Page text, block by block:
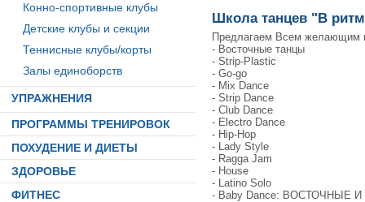
Конно-спортивные клубы
Детские клубы и секции
Теннисные клубы/корты
Залы единоборств
УПРАЖНЕНИЯ
ПРОГРАММЫ ТРЕНИРОВОК
ПОХУДЕНИЕ И ДИЕТЫ
ЗДОРОВЬЕ
ФИТНЕС
Школа танцев "В
Предлагаем Всем желающим
- Восточные танцы
- Strip-Plastic
- Go-go
- Mix Dance
- Strip Dance
- Club Dance
- Electro Dance
- Hip-Hop
- Lady Style
- Ragga Jam
- House
- Latino Solo
- Baby Dance: ВОСТОЧНЫЕ И